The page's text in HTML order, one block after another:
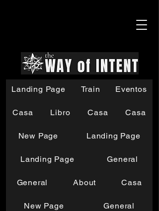
Landing Page Train Eventos
Casa Libro Casa Casa
New Page Landing Page
Landing Page General
General About Casa
New Page General